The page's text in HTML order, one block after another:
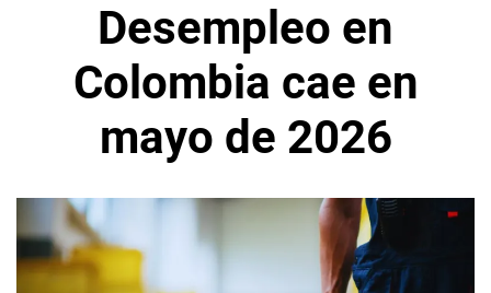
Desempleo en
Colombia cae en
mayo de 2026